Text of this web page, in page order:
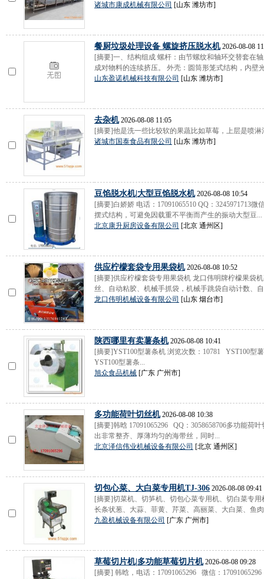
诸城市康成机械有限公司 [山东 潍坊市]
餐厨垃圾处理设备 螺旋挤压脱水机2026-08-08
[摘要]一、结构组成 螺杆：由节螺纹和轴环交替套在
成对物料的连续挤压。 外壳：圆筒形笼式结构，内壁
山东盈诺机械科技有限公司 [山东 潍坊市]
去杂机2026-08-08 11:05
[摘要]他是洗一些比较软的果蔬比如草莓，上层是喷
诸城市国泰食品有限公司 [山东 潍坊市]
豆馅脱水机|大型豆馅脱水机2026-08-08 10:54
[摘要]白娇娇 电话：17091065510 QQ：3245971713微
摆式结构，可避免因载重不平衡而产生的振动大型豆...
北京康升厨房设备有限公司 [北京 通州区]
供应柠檬套袋专用果袋机2026-08-08 10:52
[摘要]供应柠檬套袋专用果袋机 龙口伟明牌柠檬果袋
丝、自动粘胶、机械手抓袋，机械手跳袋自动计数、
龙口伟明机械设备有限公司 [山东 烟台市]
陕西哪里有卖薯条机2026-08-08 10:41
[摘要]YST100型薯条机 浏览次数：10781 YST100型
YST100型薯条...
旭众食品机械 [广东 广州市]
多功能荷叶切丝机2026-08-08 10:38
[摘要]韩晗 17091065296 QQ：3058658706多功能荷
出非常整齐、厚薄均匀的海带丝，同时...
北京泽信伟业机械设备有限公司 [北京 通州区]
切包心菜、大白菜专用机TJ-306 2026-08-08 09:41
[摘要]切菜机、切笋机、切包心菜专用机、切白菜专
长条状葱、大蒜、菲黄、芹菜、高丽菜、大白菜、鱼
九盈机械设备有限公司 [广东 广州市]
草莓切片机|多功能草莓切片机2026-08-08 09:28
[摘要] 韩晗，电话：17091065296 微信：